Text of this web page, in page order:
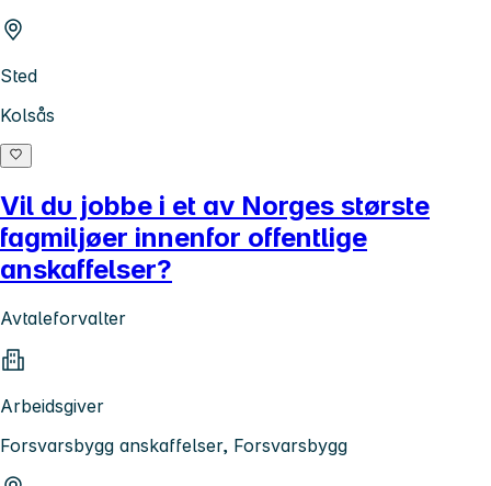
Sted
Kolsås
Vil du jobbe i et av Norges største
fagmiljøer innenfor offentlige
anskaffelser?
Avtaleforvalter
Arbeidsgiver
Forsvarsbygg anskaffelser, Forsvarsbygg